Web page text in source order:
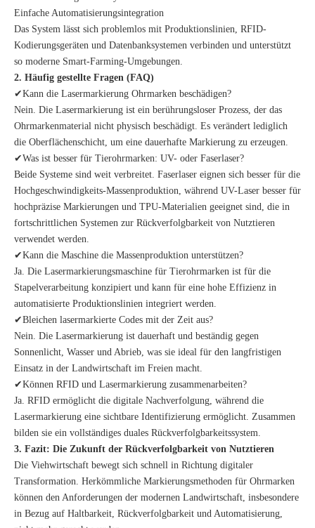
Einfache Automatisierungsintegration
Das System lässt sich problemlos mit Produktionslinien, RFID-
Kodierungsgeräten und Datenbanksystemen verbinden und unterstützt
so moderne Smart-Farming-Umgebungen.
2. Häufig gestellte Fragen (FAQ)
✔Kann die Lasermarkierung Ohrmarken beschädigen?
Nein. Die Lasermarkierung ist ein berührungsloser Prozess, der das
Ohrmarkenmaterial nicht physisch beschädigt. Es verändert lediglich
die Oberflächenschicht, um eine dauerhafte Markierung zu erzeugen.
✔Was ist besser für Tierohrmarken: UV- oder Faserlaser?
Beide Systeme sind weit verbreitet. Faserlaser eignen sich besser für die
Hochgeschwindigkeits-Massenproduktion, während UV-Laser besser für
hochpräzise Markierungen und TPU-Materialien geeignet sind, die in
fortschrittlichen Systemen zur Rückverfolgbarkeit von Nutztieren
verwendet werden.
✔Kann die Maschine die Massenproduktion unterstützen?
Ja. Die Lasermarkierungsmaschine für Tierohrmarken ist für die
Stapelverarbeitung konzipiert und kann für eine hohe Effizienz in
automatisierte Produktionslinien integriert werden.
✔Bleichen lasermarkierte Codes mit der Zeit aus?
Nein. Die Lasermarkierung ist dauerhaft und beständig gegen
Sonnenlicht, Wasser und Abrieb, was sie ideal für den langfristigen
Einsatz in der Landwirtschaft im Freien macht.
✔Können RFID und Lasermarkierung zusammenarbeiten?
Ja. RFID ermöglicht die digitale Nachverfolgung, während die
Lasermarkierung eine sichtbare Identifizierung ermöglicht. Zusammen
bilden sie ein vollständiges duales Rückverfolgbarkeitssystem.
3. Fazit: Die Zukunft der Rückverfolgbarkeit von Nutztieren
Die Viehwirtschaft bewegt sich schnell in Richtung digitaler
Transformation. Herkömmliche Markierungsmethoden für Ohrmarken
können den Anforderungen der modernen Landwirtschaft, insbesondere
in Bezug auf Haltbarkeit, Rückverfolgbarkeit und Automatisierung,